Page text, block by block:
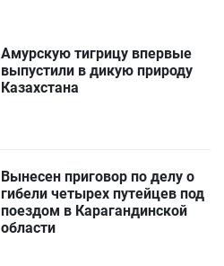
Амурскую тигрицу впервые
выпустили в дикую природу
Казахстана
Вынесен приговор по делу о
гибели четырех путейцев под
поездом в Карагандинской
области